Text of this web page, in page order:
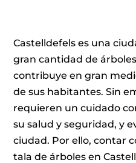
Castelldefels es una
gran cantidad de
contribuye en gran
de sus habitantes. Sin
requieren un cuidado
su salud y seguridad, y
ciudad. Por ello, contar
tala de árboles en